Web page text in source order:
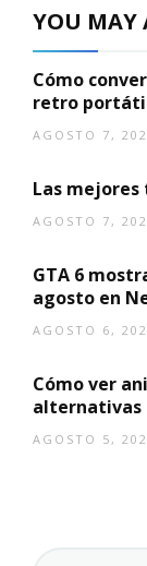
YOU MAY
Cómo
retro portátil
AGOSTO 7,
Las
AGOSTO 7,
GTA 6
agosto en
AGOSTO 6,
Cómo ver
alternativas
AGOSTO 5,